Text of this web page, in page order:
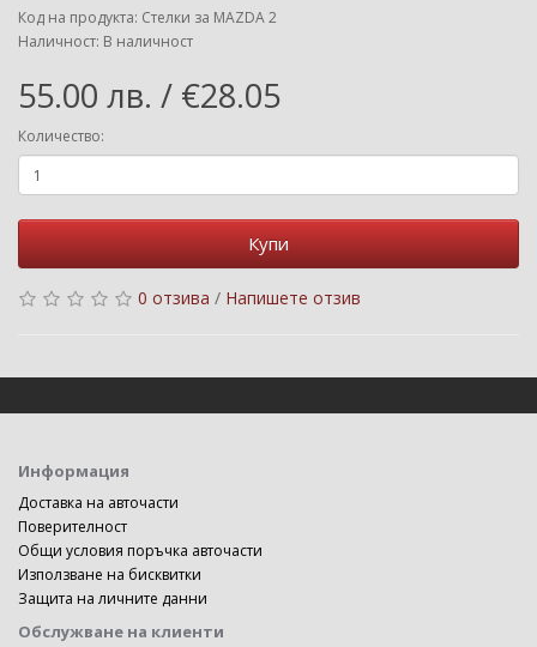
Код на продукта: Стелки за MAZDA 2
Наличност: В наличност
55.00 лв. / €28.05
Количество:
Купи
0 отзива / Напишете отзив
Информация
Доставка на авточасти
Поверителност
Общи условия поръчка авточасти
Използване на бисквитки
Защита на личните данни
Обслужване на клиенти